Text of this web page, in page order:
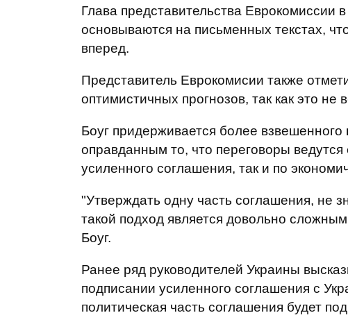
Глава представительства Еврокомиссии
основываются на письменных текстах,
вперед.
Представитель Еврокомисии также
оптимистичных прогнозов, так как это не
Боуг придерживается более
оправданным то, что переговоры ведутся
усиленного соглашения, так и по
"Утверждать одну часть соглашения, не
такой подход является довольно
Боуг.
Ранее ряд руководителей Украины
подписании усиленного соглашения с
политическая часть соглашения будет